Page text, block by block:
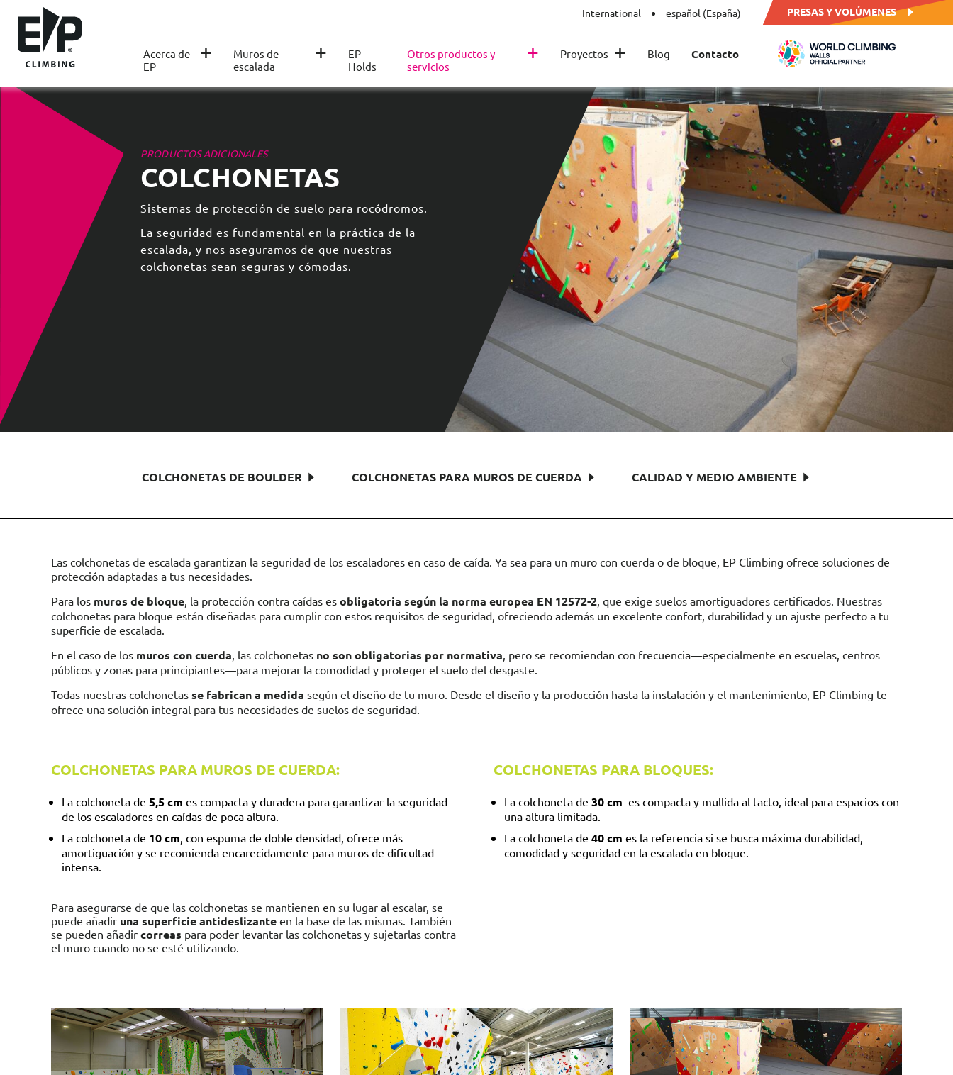
International español (España) PRESAS Y VOLÚMENES
Acerca de
EP
+
Muros de
escalada
+
EP
Holds
Otros productos y
servicios
+ Proyectos + Blog Contacto
PRODUCTOS ADICIONALES
COLCHONETAS
Sistemas de protección de suelo para rocódromos.
La seguridad es fundamental en la práctica de la
escalada, y nos aseguramos de que nuestras
colchonetas sean seguras y cómodas.
COLCHONETAS DE BOULDER COLCHONETAS PARA MUROS DE CUERDA CALIDAD Y MEDIO AMBIENTE
Las colchonetas de escalada garantizan la seguridad de los escaladores en caso de caída. Ya sea para un muro con cuerda o de bloque, EP Climbing ofrece soluciones de
protección adaptadas a tus necesidades.
Para los muros de bloque, la protección contra caídas es obligatoria según la norma europea EN 12572-2, que exige suelos amortiguadores certificados. Nuestras
colchonetas para bloque están diseñadas para cumplir con estos requisitos de seguridad, ofreciendo además un excelente confort, durabilidad y un ajuste perfecto a tu
superficie de escalada.
En el caso de los muros con cuerda, las colchonetas no son obligatorias por normativa, pero se recomiendan con frecuencia—especialmente en escuelas, centros
públicos y zonas para principiantes—para mejorar la comodidad y proteger el suelo del desgaste.
Todas nuestras colchonetas se fabrican a medida según el diseño de tu muro. Desde el diseño y la producción hasta la instalación y el mantenimiento, EP Climbing te
ofrece una solución integral para tus necesidades de suelos de seguridad.
COLCHONETAS PARA MUROS DE CUERDA:
La colchoneta de 5,5 cm es compacta y duradera para garantizar la seguridad
de los escaladores en caídas de poca altura.
La colchoneta de 10 cm, con espuma de doble densidad, ofrece más
amortiguación y se recomienda encarecidamente para muros de dificultad
intensa.
Para asegurarse de que las colchonetas se mantienen en su lugar al escalar, se
puede añadir una superficie antideslizante en la base de las mismas. También
se pueden añadir correas para poder levantar las colchonetas y sujetarlas contra
el muro cuando no se esté utilizando.
COLCHONETAS PARA BLOQUES:
La colchoneta de 30 cm es compacta y mullida al tacto, ideal para espacios con
una altura limitada.
La colchoneta de 40 cm es la referencia si se busca máxima durabilidad,
comodidad y seguridad en la escalada en bloque.